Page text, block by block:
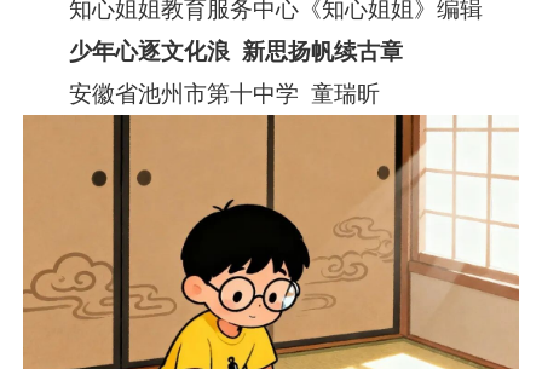
知心姐姐教育服务中心《知心姐姐》编辑
少年心逐文化浪 新思扬帆续古章
安徽省池州市第十中学 童瑞昕